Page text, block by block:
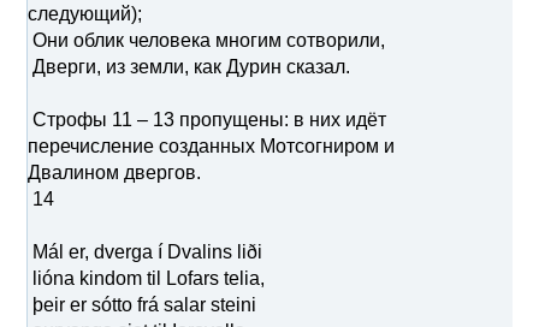
следующий);
Они облик человека многим сотворили,
Дверги, из земли, как Дурин сказал.
Строфы 11 – 13 пропущены: в них идёт
перечисление созданных Мотсогниром и
Двалином двергов.
14
Mál er, dverga í Dvalins liði
lióna kindom til Lofars telia,
þeir er sótto frá salar steini